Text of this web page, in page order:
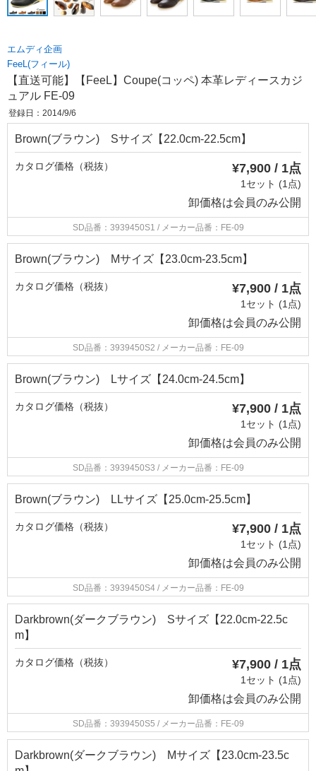
エムディ企画
FeeL(フィール)
【直送可能】【FeeL】Coupe(コッペ) 本革レディースカジ
ュアル FE-09
登録日：2014/9/6
Brown(ブラウン) Sサイズ【22.0cm-22.5cm】
カタログ価格（税抜） ¥7,900 / 1点
1セット (1点)
卸価格は会員のみ公開
SD品番：3939450S1 / メーカー品番：FE-09
Brown(ブラウン) Mサイズ【23.0cm-23.5cm】
カタログ価格（税抜） ¥7,900 / 1点
1セット (1点)
卸価格は会員のみ公開
SD品番：3939450S2 / メーカー品番：FE-09
Brown(ブラウン) Lサイズ【24.0cm-24.5cm】
カタログ価格（税抜） ¥7,900 / 1点
1セット (1点)
卸価格は会員のみ公開
SD品番：3939450S3 / メーカー品番：FE-09
Brown(ブラウン) LLサイズ【25.0cm-25.5cm】
カタログ価格（税抜） ¥7,900 / 1点
1セット (1点)
卸価格は会員のみ公開
SD品番：3939450S4 / メーカー品番：FE-09
Darkbrown(ダークブラウン) Sサイズ【22.0cm-22.5c
m】
カタログ価格（税抜） ¥7,900 / 1点
1セット (1点)
卸価格は会員のみ公開
SD品番：3939450S5 / メーカー品番：FE-09
Darkbrown(ダークブラウン) Mサイズ【23.0cm-23.5c